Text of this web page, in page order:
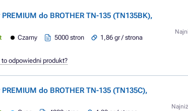
do BROTHER TN-135 (TN135BK),
Czarny 5000 stron
1,86 gr / strona
odpowiedni produkt?
do BROTHER TN-135 (TN135C),